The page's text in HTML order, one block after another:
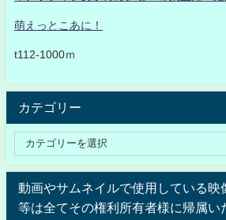
萌えっとこあに！
t112-1000ｍ
カテゴリー
動画やサムネイルで使用している映
等は全てその権利所有者様に帰属い